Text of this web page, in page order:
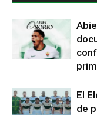
El
de